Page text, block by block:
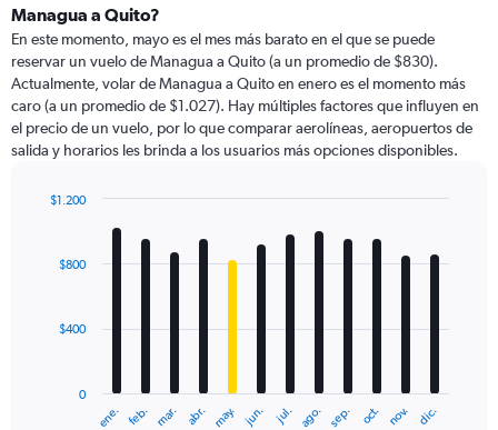
Managua a Quito?
En este momento, mayo es el mes más barato en el que se puede
reservar un vuelo de Managua a Quito (a un promedio de $830).
Actualmente, volar de Managua a Quito en enero es el momento más
caro (a un promedio de $1.027). Hay múltiples factores que influyen en
el precio de un vuelo, por lo que comparar aerolíneas, aeropuertos de
salida y horarios les brinda a los usuarios más opciones disponibles.
with
The
ene. feb. mar. abr. may. jun. jul. ago. sep. oct. nov. dic.
0
$400
$800
$1.200